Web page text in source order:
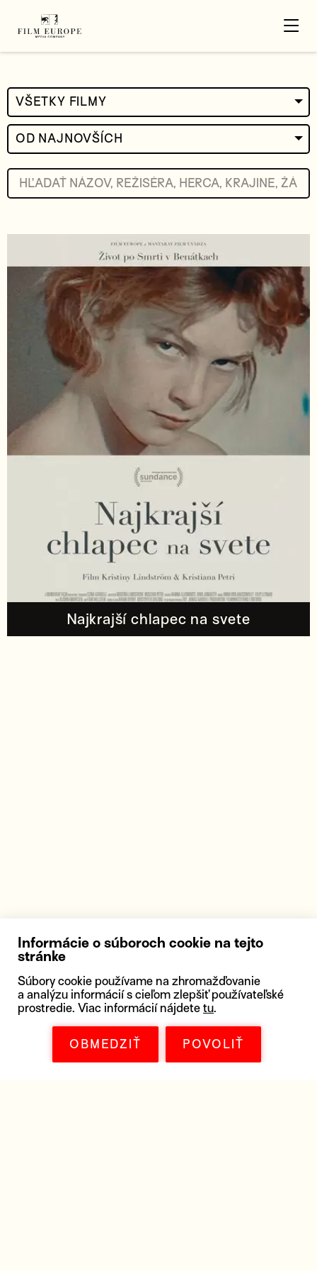
VŠETKY FILMY
OD NAJNOVŠÍCH
Najkrajší chlapec na svete
Informácie o súboroch cookie na tejto
stránke
Súbory cookie používame na zhromažďovanie
a analýzu informácií s cieľom zlepšiť používateľské
prostredie. Viac informácií nájdete tu.
OBMEDZIŤ POVOLIŤ